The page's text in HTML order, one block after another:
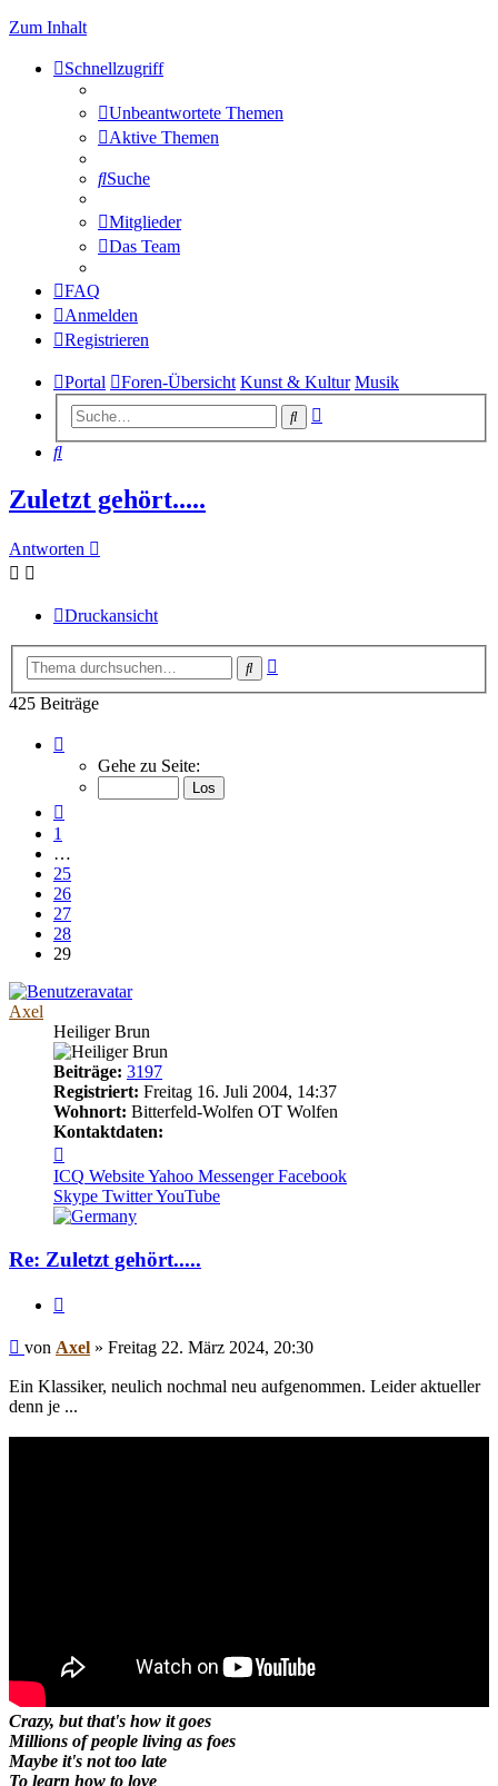
Zum Inhalt
Schnellzugriff
Unbeantwortete Themen
Aktive Themen
Suche
Mitglieder
Das Team
FAQ
Anmelden
Registrieren
Portal Foren-Übersicht Kunst & Kultur Musik
Suche
Suche
Zuletzt gehört.....
Antworten
Druckansicht
Suche
425 Beiträge
29
von
Gehe zu Seite:
1
…
25
26
27
28
29
Axel
Heiliger Brun
Beiträge: 3197
Registriert: Freitag 16. Juli 2004, 14:37
Wohnort: Bitterfeld-Wolfen OT Wolfen
Kontaktdaten:
von
Axel
ICQ WebsiteYahoo Messenger Facebook
Skype TwitterYouTube
Re: Zuletzt gehört.....
Beitrag
von Axel » Freitag 22. März 2024, 20:30
Ein Klassiker, neulich nochmal neu aufgenommen. Leider aktueller
denn je ...
Crazy, but that's how it goes
Millions of people living as foes
Maybe it's not too late
To learn how to love